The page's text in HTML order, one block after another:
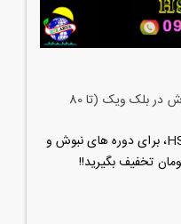
تخفیفات ویژۀ ثبت نام دوره های نبوش در بلک ویک (تا 80
در بلک ویک امسال شرکت HSE Arya، برای دوره های نبوش و